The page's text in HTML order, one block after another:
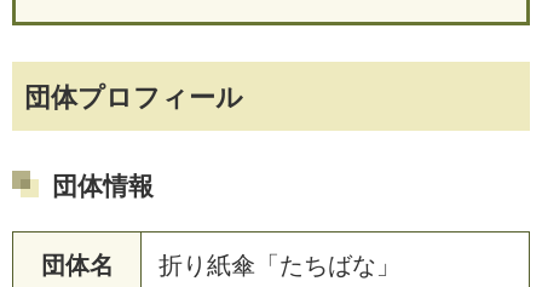
団体プロフィール
団体情報
団体名 折り紙傘「たちばな」